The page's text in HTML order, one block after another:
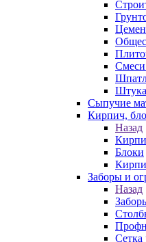
Смеси
Сыпучие
Кирпич,
Назад
Блоки
Заборы и
Назад